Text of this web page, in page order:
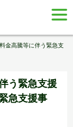
金高騰等に伴う緊急支
う緊急支援
急支援事